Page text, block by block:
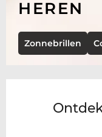
HEREN
Zonnebrillen